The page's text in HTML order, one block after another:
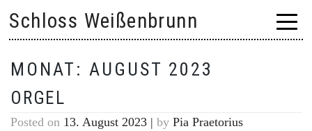
content
Schloss Weißenbrunn
MONAT: AUGUST 2023
ORGEL
Posted on 13. August 2023 | by Pia Praetorius